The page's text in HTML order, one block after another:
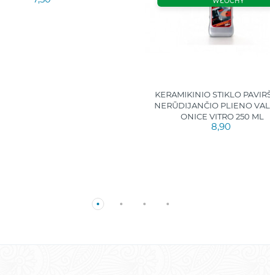
KERAMIKINIO STIKLO
NERŪDIJANČIO PLIENO
ONICE VITRO 250 ML
8,90